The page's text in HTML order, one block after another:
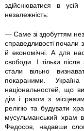
здійснюватися в усій
незалежність:
— Саме зі здобуттям
справедливості почали
й економічні. А для
свободи. І тільки
стали вільно
покараними.
національностей, що
дім і разом з
релігію та будувати
мусульманський храм
Федосов, надавши